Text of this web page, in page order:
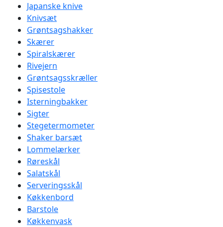
Japanske knive
Knivsæt
Grøntsagshakker
Skærer
Spiralskærer
Rivejern
Grøntsagsskræller
Spisestole
Isterningbakker
Sigter
Stegetermometer
Shaker barsæt
Lommelærker
Røreskål
Salatskål
Serveringsskål
Køkkenbord
Barstole
Køkkenvask